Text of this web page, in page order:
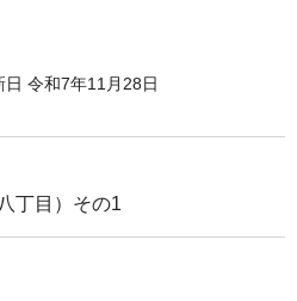
令和7年11月28日
丁目）その1